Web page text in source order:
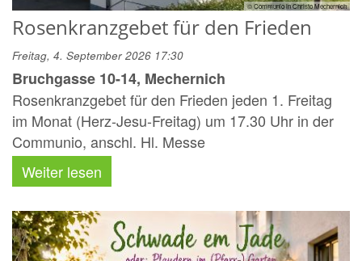
© Communio in Christo Mechernich
Rosenkranzgebet für den Frieden
Freitag, 4. September 2026 17:30
Bruchgasse 10-14, Mechernich
Rosenkranzgebet für den Frieden jeden 1. Freitag
im Monat (Herz-Jesu-Freitag) um 17.30 Uhr in der
Communio, anschl. Hl. Messe
Weiter lesen